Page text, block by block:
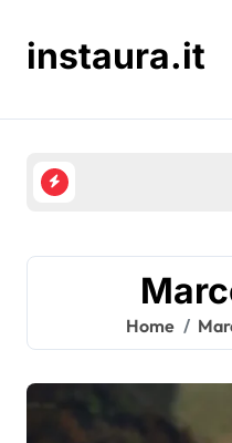
contentinstaura.it
Promozioni
Home